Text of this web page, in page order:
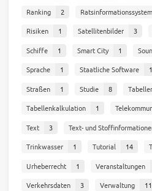
Ranking
2
Risiken
1 Satellitenbilder 3
Schiffe
1 Smart City 1
Sprache
1 Staatliche Software 1
Straßen
1 Studie 8
Tabellenkalkulation
1
Text
3 Text- und
Trinkwasser
1 Tutorial 14
Urheberrecht
1 Veranstaltungen
Verkehrsdaten
3 Verwaltung 11